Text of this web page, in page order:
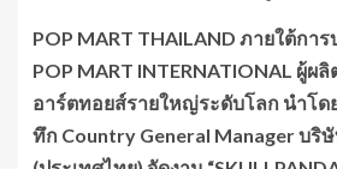
POP MART THAILAND ภายใต้การ
POP MART INTERNATIONAL ผู้ผ
อาร์ตทอยส์รายใหญ่ระดับโลก นำโด
ทึก Country General Manager